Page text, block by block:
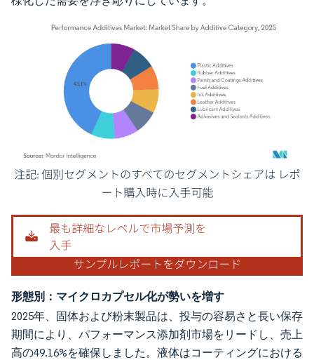
画像 © Mordor Intelligence。再利用にはCC BY 4.0の表示が必要です。
形態別：マイクロカプセル化が勢いを増す
2025年、固体および粉末製品は、投与の容易さと長い保存
期間により、パフォーマンス添加剤市場をリードし、売上
高の49.16%を確保しました。液体はコーティングにおける